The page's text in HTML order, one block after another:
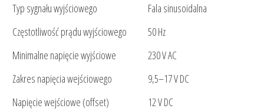
Typ sygnału wyjściowego
Fala sinusoidalna
Częstotliwość prądu wyjściowego
50 Hz
Minimalne napięcie wyjściowe
230 V AC
Zakres napięcia wejściowego
9,5–17 V DC
Napięcie wejściowe (offset)
12 V DC